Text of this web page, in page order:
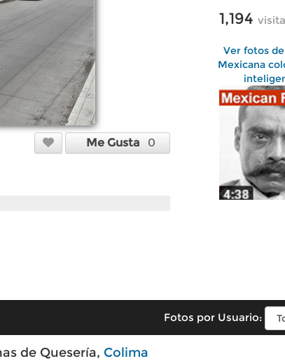
Me Gusta 0
1,194
Ver fotos
Mexicana
Fotos por Usuario:
de Quesería, Colima